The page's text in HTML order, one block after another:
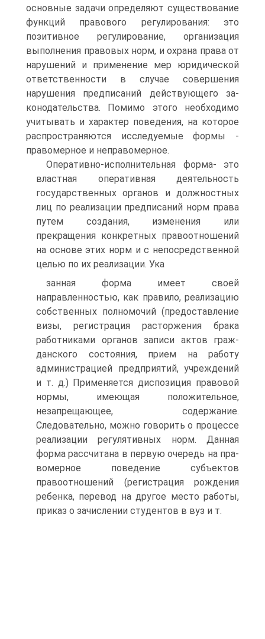
основные задачи определяют существование
функций правового регулирования: это
позитивное регулирова­ние, организация
выполнения правовых норм, и охрана права от
нарушений и применение мер юридической
ответственности в случае совершения
нарушения предписаний действующего за­
конодательства. Помимо этого необходимо
учитывать и харак­тер поведения, на которое
распространяются исследуемые фор­мы -
правомерное и неправомерное.
Оперативно-исполнительная форма- это
властная опера­тивная деятельность
государственных органов и должностных
лиц по реализации предписаний норм права
путем создания, из­менения или
прекращения конкретных правоотношений
на осно­ве этих норм и с непосредственной
целью по их реализации. Ука­
занная форма имеет своей
направленностью, как правило, реали­зацию
собственных полномочий (предоставление
визы, регистра­ция расторжения брака
работниками органов записи актов граж­
данского состояния, прием на работу
администрацией предпри­ятий, учреждений
и т. д.) Применяется диспозиция правовой
нормы, имеющая положительное,
незапрещающее, содержание.
Следовательно, можно говорить о процессе
реализации регуля­тивных норм. Данная
форма рассчитана в первую очередь на пра­
вомерное поведение субъектов
правоотношений (регистрация рождения
ребенка, перевод на другое место работы,
приказ о за­числении студентов в вуз и т.